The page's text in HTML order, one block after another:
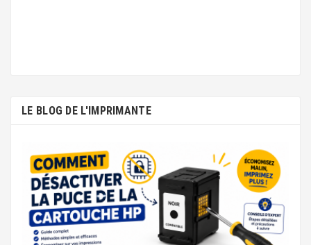
LE BLOG DE L'IMPRIMANTE